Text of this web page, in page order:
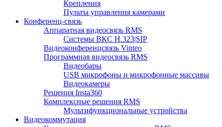
Крепления
Пульты управления камерами
Конференц-связь
Аппаратная видеосвязь RMS
Системы ВКС H.323|SIP
Видеоконференцсвязь Vinteo
Программная видеосвязь RMS
Видеобары
USB микрофоны и микрофонные массивы
Видеокамеры
Решения Insta360
Комплексные решения RMS
Мультифункциональные устройства
Видеокоммутация